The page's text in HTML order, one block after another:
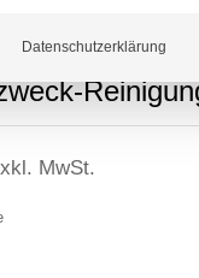
MwSt.
Datenschutzerklärung